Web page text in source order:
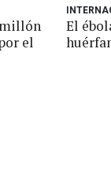
el
El